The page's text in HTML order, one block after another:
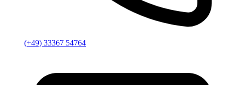
(+49) 33367 54764